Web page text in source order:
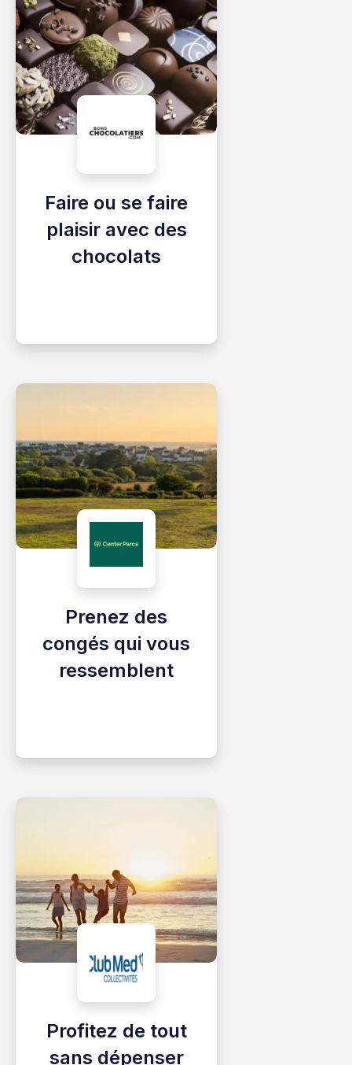
Faire ou se faire
plaisir avec des
chocolats
Prenez des
congés qui vous
ressemblent
Profitez de tout
sans dépenser